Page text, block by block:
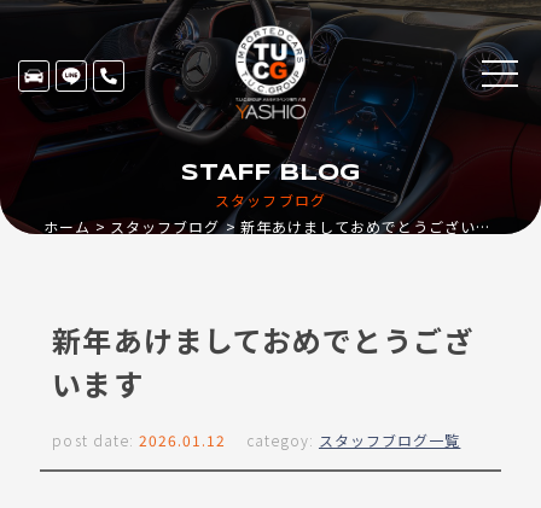
スタッフブログ
STAFF BLOG
ホーム スタッフブログ 新年あけましておめでとうございます
新年あけましておめでとうござ
います
post date: 2026.01.12 categoy: スタッフブログ一覧